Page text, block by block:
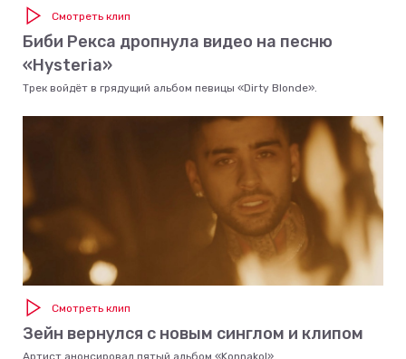
Смотреть клип
Биби Рекса дропнула видео на песню
«Hysteria»
Трек войдёт в грядущий альбом певицы «Dirty Blonde».
Смотреть клип
Зейн вернулся с новым синглом и клипом
Артист анонсировал пятый альбом «Konnakol».